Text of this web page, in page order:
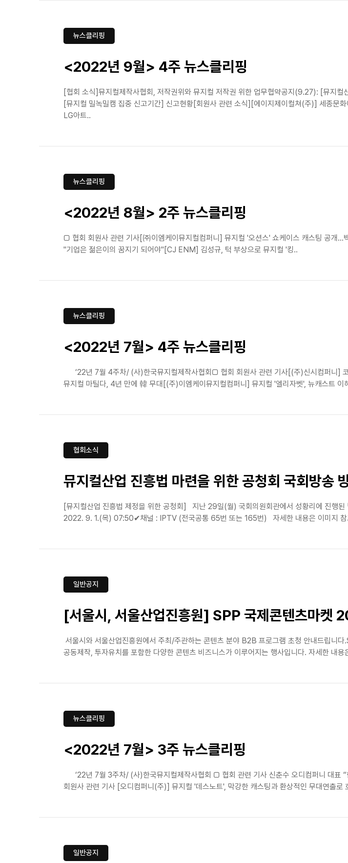
뉴스클리핑
<2022년 9월> 4주 뉴스클리핑
[협회 소식]뮤지컬제작사협회, 저작권위와 뮤지컬 저작권 위한 업무협약공지(9.27): [뮤지
[뮤지컬 밀녹밀캠 집중 신고기간] 신고현황[회원사 관련 소식][에이지제이컬쳐(주)] 세종문
LG아트..
뉴스클리핑
<2022년 8월> 2주 뉴스클리핑
□ 협회 회원사 관련 기사[㈜이엠케이뮤지컬컴퍼니] 뮤지컬 '오션스' 쇼케이스 캐스팅 공개
"기업은 젊은이의 꿈지기 되어야"[CJ ENM] 김성규, 턱 부상으로 뮤지컬 '킹..
뉴스클리핑
<2022년 7월> 4주 뉴스클리핑
‘22년 7월 4주차/ (사)한국뮤지컬제작사협회□ 협회 회원사 관련 기사[(주)신시컴퍼니]
뮤지컬 마틸다, 4년 만에 韓 무대[(주)이엠케이뮤지컬컴퍼니] 뮤지컬 '엘리자벳', 뉴캐스트 이
협회소식
뮤지컬산업 진흥법 마련을 위한 공청회 국회방송
[뮤지컬산업 진흥법 제정을 위한 공청회]⠀지난 29일(월) 국회의원회관에서 성황리에 진행된
2022. 9. 1.(목) 07:50✔채널 : IPTV (전국공통 65번 또는 165번)⠀자세한 내용은 이미지 참
일반공지
[서울시, 서울산업진흥원] SPP 국제콘텐츠마켓
서울시와 서울산업진흥원에서 주최/주관하는 콘텐츠 분야 B2B 프로그램 초청 안내드립니
공동제작, 투자유치를 포함한 다양한 콘텐츠 비즈니스가 이루어지는 행사입니다. 자세한 내
뉴스클리핑
<2022년 7월> 3주 뉴스클리핑
‘22년 7월 3주차/ (사)한국뮤지컬제작사협회 □ 협회 관련 기사 신춘수 오디컴퍼니 대표 “
회원사 관련 기사 [오디컴퍼니(주)] 뮤지컬 '데스노트', 막강한 캐스팅과 환상적인 무대연출로
일반공지